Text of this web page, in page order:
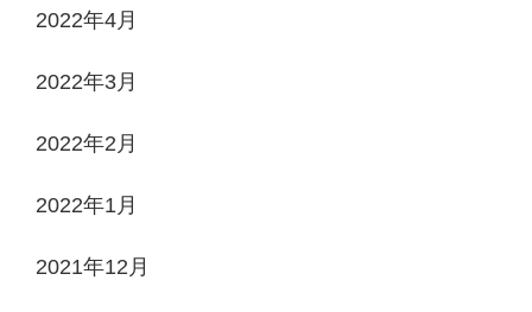
2022年4月
2022年3月
2022年2月
2022年1月
2021年12月